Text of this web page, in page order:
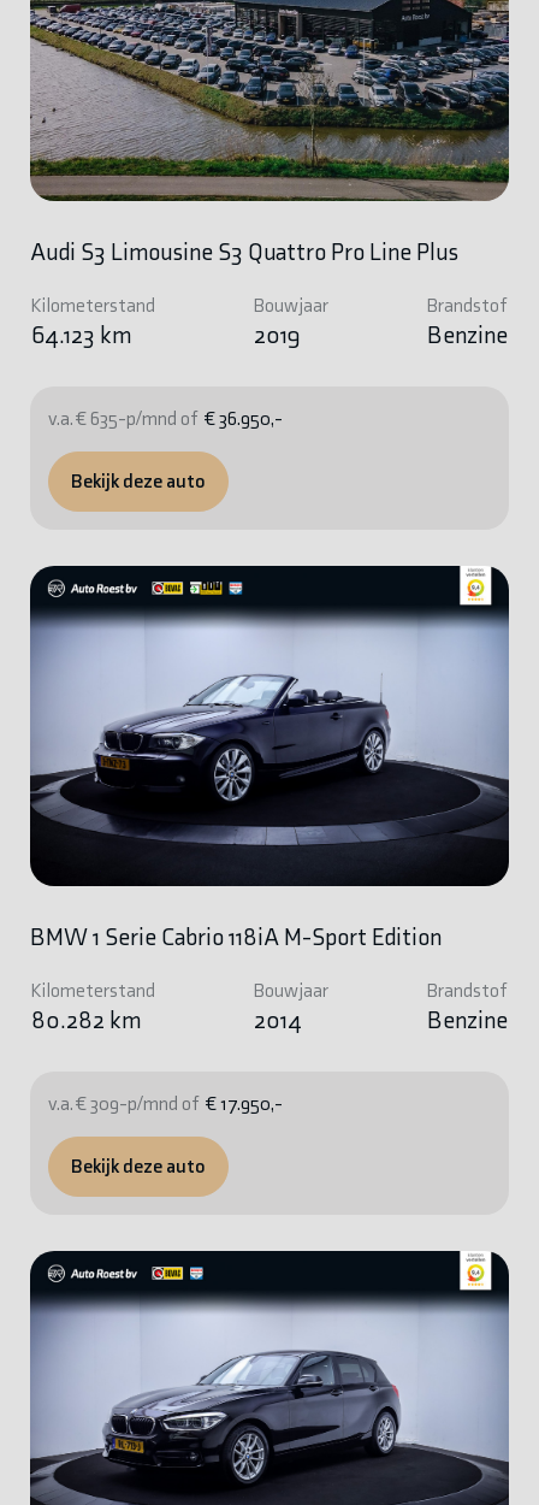
Audi S3 Limousine S3 Quattro Pro Line Plus
Kilometerstand
64.123 km
Bouwjaar
2019
Brandstof
Benzine
v.a. € 635-p/mnd of € 36.950,-
Bekijk deze auto
BMW 1 Serie Cabrio 118iA M-Sport Edition
Kilometerstand
80.282 km
Bouwjaar
2014
Brandstof
Benzine
v.a. € 309-p/mnd of € 17.950,-
Bekijk deze auto